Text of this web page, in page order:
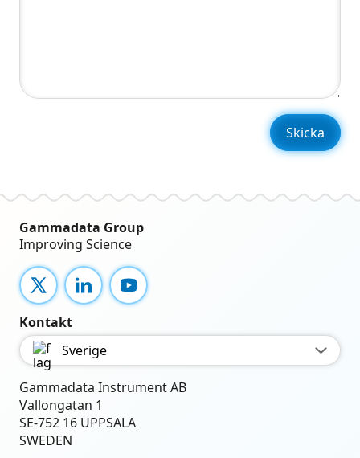
Gammadata Group
Improving Science
X LinkedInYouTube
Kontakt
Sverige
Gammadata Instrument AB
Vallongatan 1
SE-752 16 UPPSALA
SWEDEN